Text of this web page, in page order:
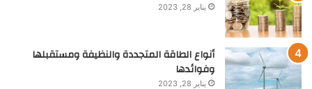
يناير 28, 2023
أنواع الطاقة المتجددة والنظيفة ومستقبلها
وفوائدها
يناير 28, 2023